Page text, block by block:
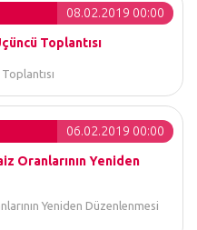
08.02.2019 00:00
Toplantısı
06.02.2019 00:00
Oranlarının Yeniden
Yeniden Düzenlenmesi